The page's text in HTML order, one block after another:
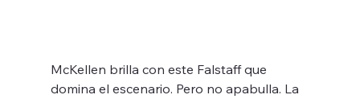
McKellen brilla con este Falstaff que
domina el escenario. Pero no apabulla. La